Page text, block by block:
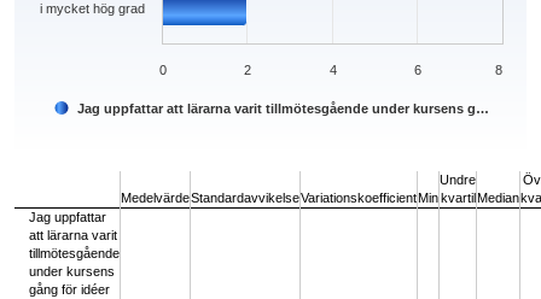
Jag uppfattar att lärarna varit tillmötesgående under kursens g…
i mycket hög grad
0 2 4 6 8
MedelvärdeStandardavvikelseVariationskoefficientMin
Undre
kvartilMedian
Jag uppfattar
att lärarna varit
tillmötesgående
under kursens
gång för idéer